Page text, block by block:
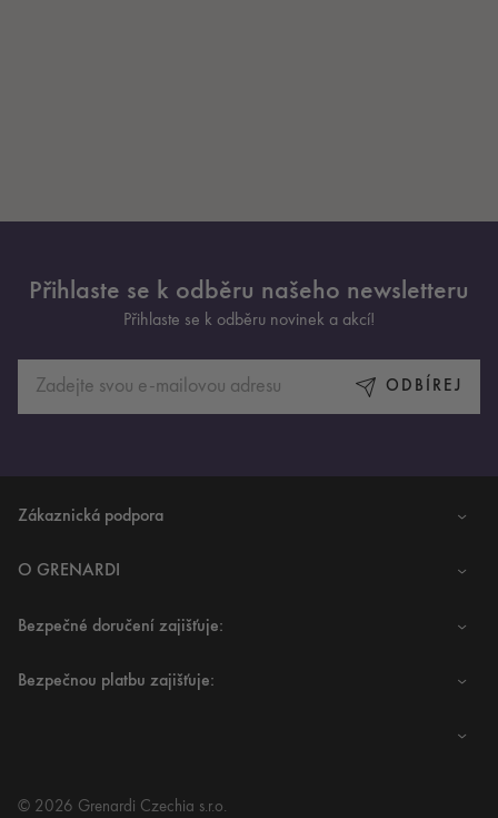
Přihlaste se k odběru našeho newsletteru
Přihlaste se k odběru novinek a akcí!
ODBÍREJ
Zákaznická podpora
O GRENARDI
Bezpečné doručení zajišťuje:
Bezpečnou platbu zajišťuje:
© 2026 Grenardi Czechia s.r.o.